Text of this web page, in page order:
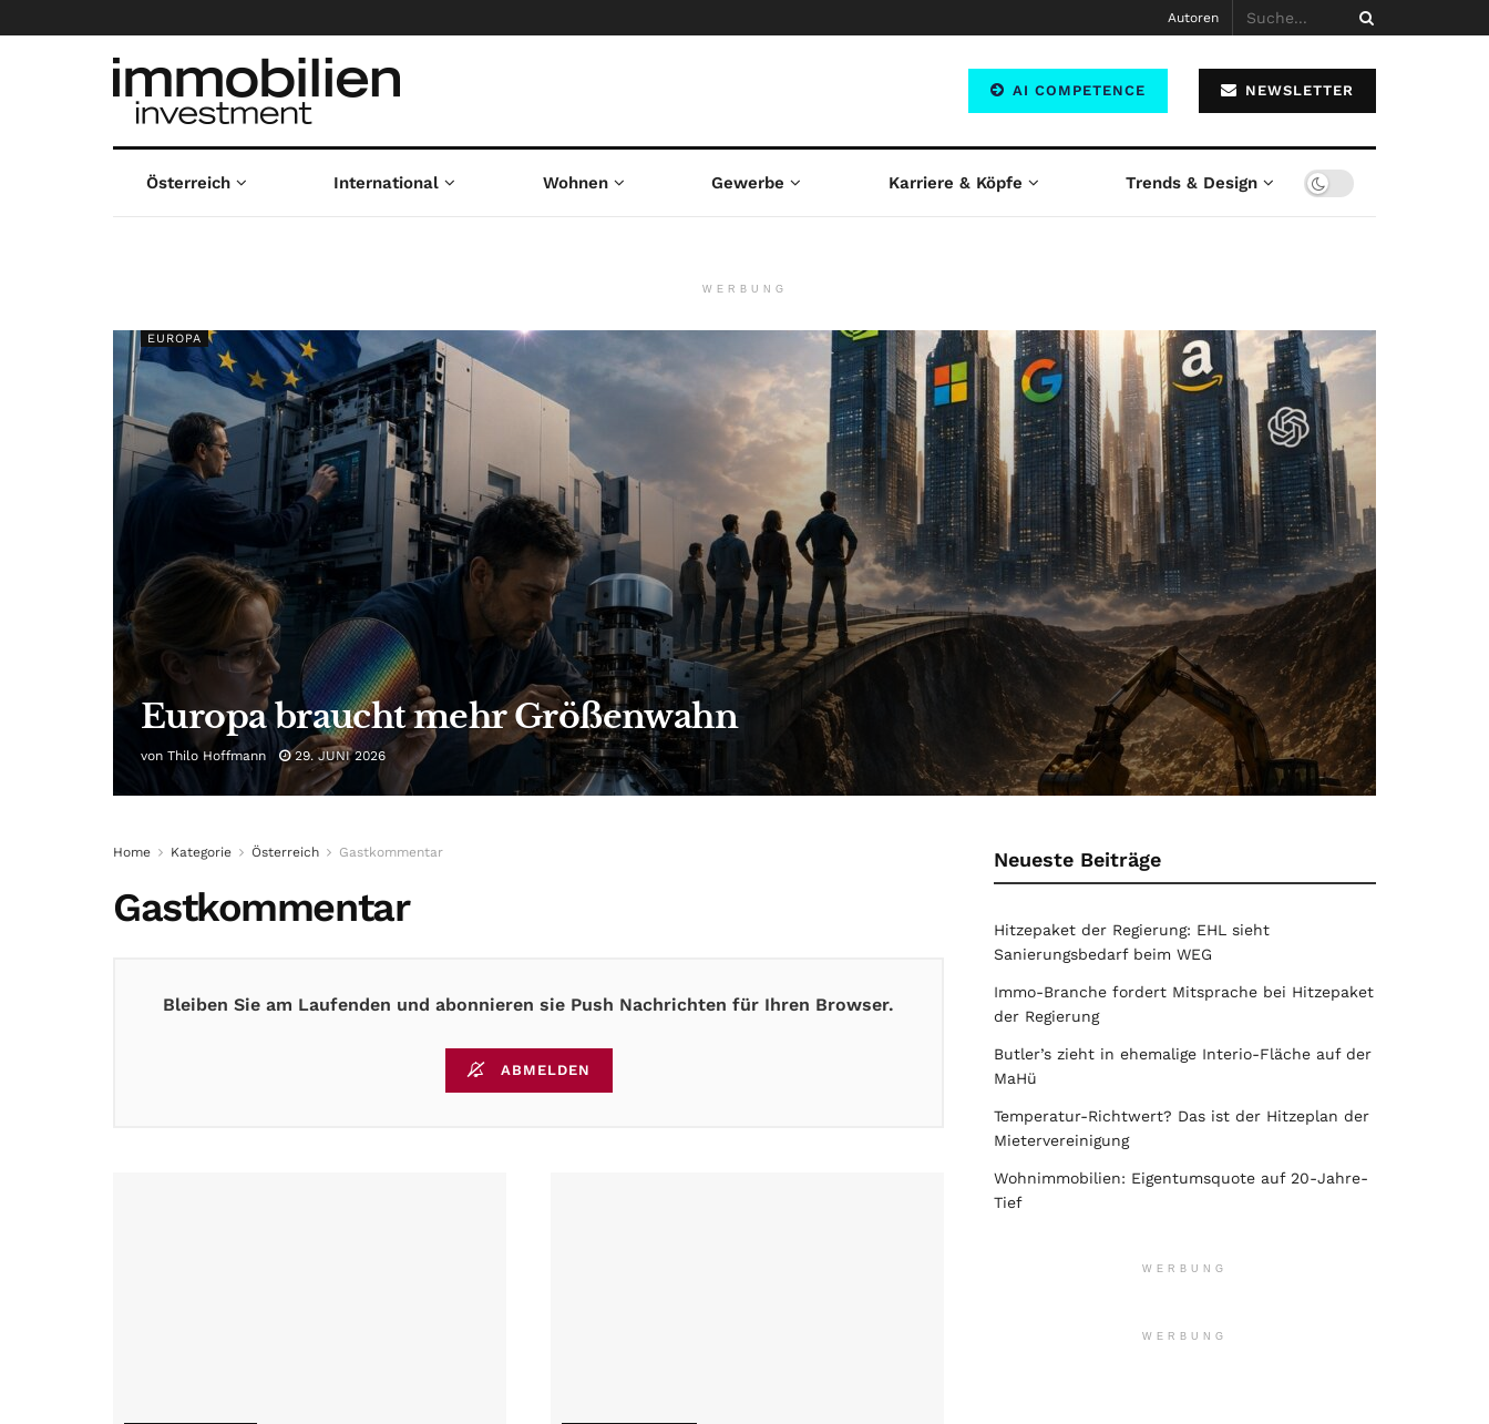
Autoren
AI COMPETENCE NEWSLETTER
Österreich International Wohnen Gewerbe Karriere & Köpfe Trends & Design
WERBUNG
EUROPA
Europa braucht mehr Größenwahn
von Thilo Hoffmann 29. JUNI 2026
Home Kategorie Österreich Gastkommentar
Gastkommentar
Bleiben Sie am Laufenden und abonnieren sie Push Nachrichten für Ihren Browser.
ABMELDEN
Neueste Beiträge
Hitzepaket der Regierung: EHL sieht
Sanierungsbedarf beim WEG
Immo-Branche fordert Mitsprache bei Hitzepaket
der Regierung
Butler’s zieht in ehemalige Interio-Fläche auf der
MaHü
Temperatur-Richtwert? Das ist der Hitzeplan der
Mietervereinigung
Wohnimmobilien: Eigentumsquote auf 20-Jahre-
Tief
WERBUNG
WERBUNG